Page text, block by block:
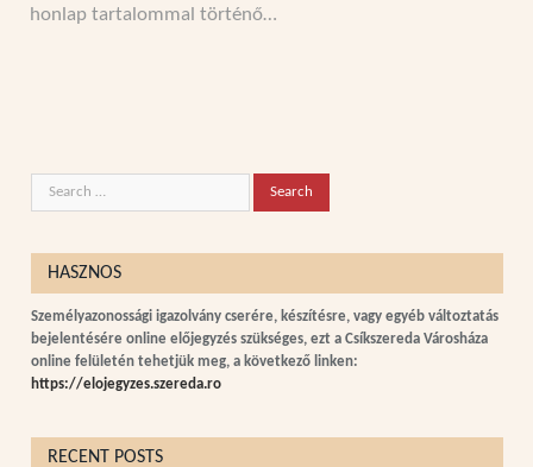
honlap tartalommal történő…
HASZNOS
Személyazonossági igazolvány cserére, készítésre, vagy egyéb változtatás
bejelentésére online előjegyzés szükséges, ezt a Csíkszereda Városháza
online felületén tehetjük meg, a következő linken:
https://elojegyzes.szereda.ro
RECENT POSTS